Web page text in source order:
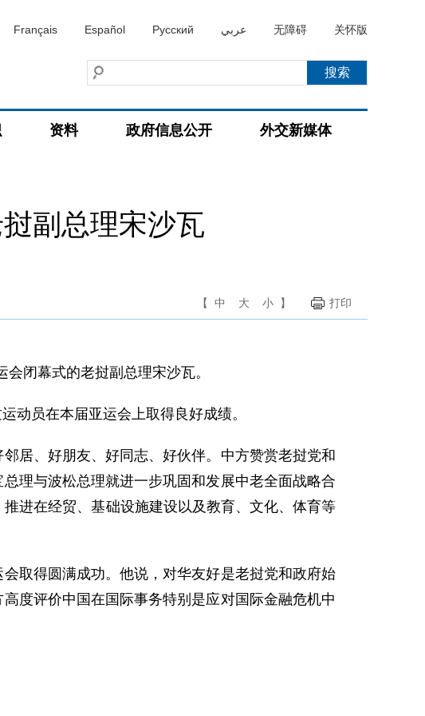
Français Español Русский عربي 无障碍 关怀版
资料 政府信息公开 外交新媒体
副总理宋沙瓦
【 中 大 小 】 打印
闭幕式的老挝副总理宋沙瓦。
员在本届亚运会上取得良好成绩。
、好朋友、好同志、好伙伴。中方赞赏老挝党和
理与波松总理就进一步巩固和发展中老全面战略合
进在经贸、基础设施建设以及教育、文化、体育等
取得圆满成功。他说，对华友好是老挝党和政府始
度评价中国在国际事务特别是应对国际金融危机中